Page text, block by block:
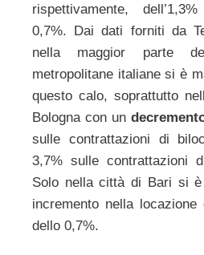
rispettivamente,
0,7%. Dai dati forniti da
nella maggior parte
metropolitane italiane si è
questo calo, soprattutto
Bologna con un
sulle contrattazioni di
3,7% sulle contrattazioni
Solo nella città di Bari si
incremento nella locazione
dello 0,7%.